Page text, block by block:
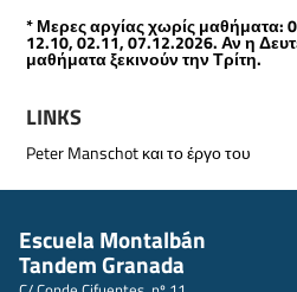
* Μερες αργίας χωρίς μαθήματα:
12.10, 02.11, 07.12.2026. Αν η
μαθήματα ξεκινούν την Τρίτη.
LINKS
Peter Manschot και το έργο του
Escuela Montalbán
Tandem Granada